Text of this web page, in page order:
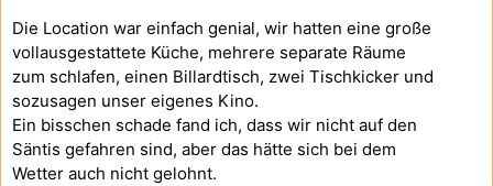
Die Location war einfach genial, wir hatten eine große
vollausgestattete Küche, mehrere separate Räume
zum schlafen, einen Billardtisch, zwei Tischkicker und
sozusagen unser eigenes Kino.
Ein bisschen schade fand ich, dass wir nicht auf den
Säntis gefahren sind, aber das hätte sich bei dem
Wetter auch nicht gelohnt.